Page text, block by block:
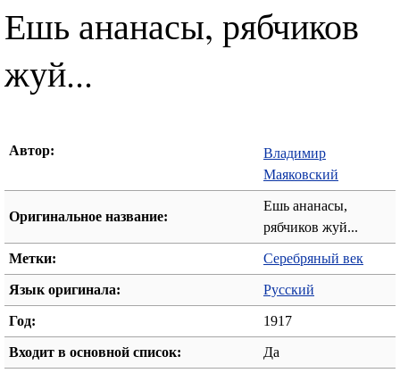
Ешь ананасы, рябчиков
жуй...
Автор:
Владимир
Маяковский
Оригинальное название:
Ешь ананасы,
рябчиков жуй...
Метки: Серебряный век
Язык оригинала: Русский
Год: 1917
Входит в основной список: Да